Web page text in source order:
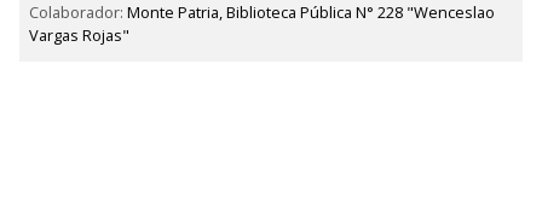
Colaborador: Monte Patria, Biblioteca Pública N° 228 "Wenceslao
Vargas Rojas"